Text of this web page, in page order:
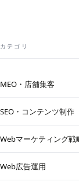
カテゴリ
MEO・店舗集客
SEO・コンテンツ制作
Webマーケティング戦
Web広告運用